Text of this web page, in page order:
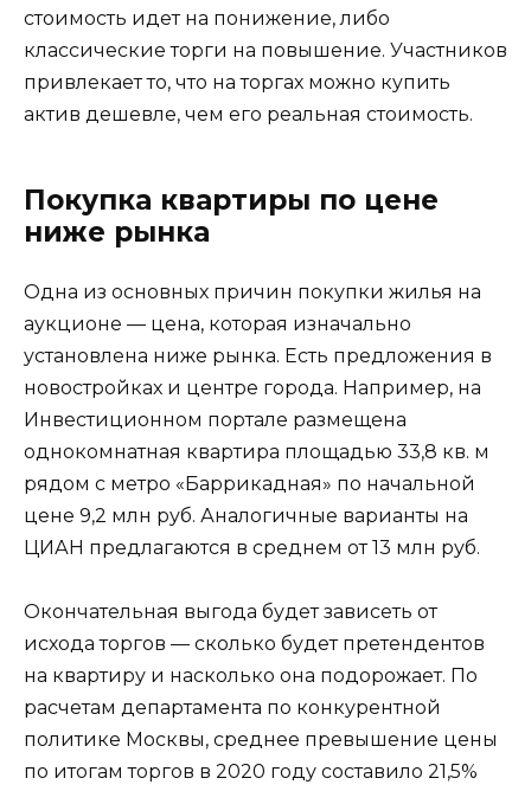
стоимость идет на понижение, либо
классические торги на повышение. Участников
привлекает то, что на торгах можно купить
актив дешевле, чем его реальная стоимость.
Покупка квартиры по цене
ниже рынка
Одна из основных причин покупки жилья на
аукционе — цена, которая изначально
установлена ниже рынка. Есть предложения в
новостройках и центре города. Например, на
Инвестиционном портале размещена
однокомнатная квартира площадью 33,8 кв. м
рядом с метро «Баррикадная» по начальной
цене 9,2 млн руб. Аналогичные варианты на
ЦИАН предлагаются в среднем от 13 млн руб.
Окончательная выгода будет зависеть от
исхода торгов — сколько будет претендентов
на квартиру и насколько она подорожает. По
расчетам департамента по конкурентной
политике Москвы, среднее превышение цены
по итогам торгов в 2020 году составило 21,5%